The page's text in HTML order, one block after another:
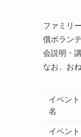
ファミリ
償ボラン
会説明・
なお、お
イベント
名
イベント